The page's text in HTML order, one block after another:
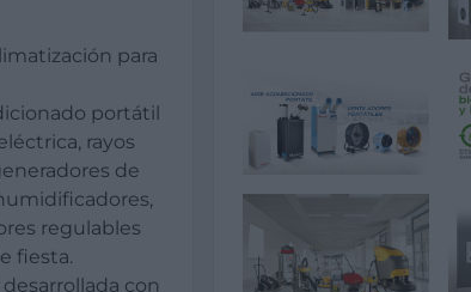
para
portátil
rayos
de
regulables
fiesta.
con